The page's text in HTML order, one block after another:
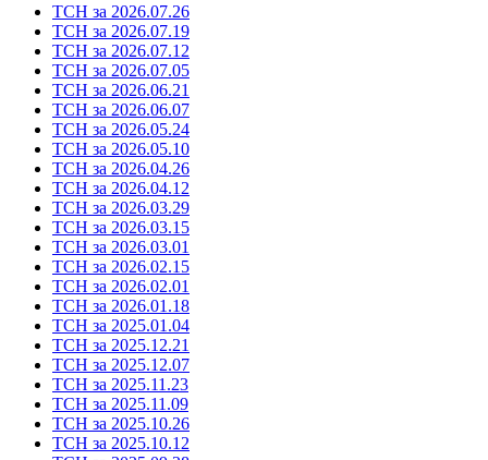
ТСН за 2026.07.26
ТСН за 2026.07.19
ТСН за 2026.07.12
ТСН за 2026.07.05
ТСН за 2026.06.21
ТСН за 2026.06.07
ТСН за 2026.05.24
ТСН за 2026.05.10
ТСН за 2026.04.26
ТСН за 2026.04.12
ТСН за 2026.03.29
ТСН за 2026.03.15
ТСН за 2026.03.01
ТСН за 2026.02.15
ТСН за 2026.02.01
ТСН за 2026.01.18
ТСН за 2025.01.04
ТСН за 2025.12.21
ТСН за 2025.12.07
ТСН за 2025.11.23
ТСН за 2025.11.09
ТСН за 2025.10.26
ТСН за 2025.10.12